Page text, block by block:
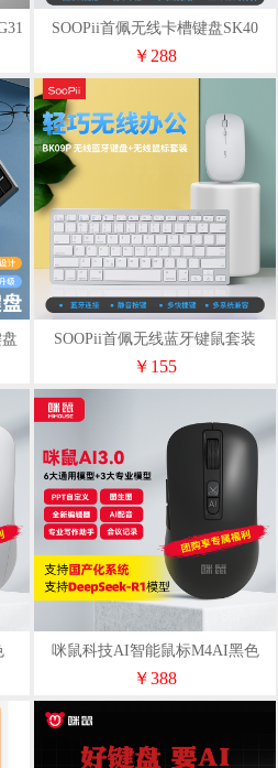
SOOPii首佩无线卡槽键盘SK40
￥288
SOOPii首佩无线蓝牙键鼠套装
BK09P
￥155
咪鼠科技AI智能鼠标M4AI黑色
￥388